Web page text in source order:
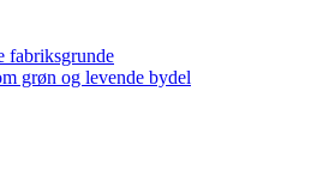
fabriksgrunde
grøn og levende bydel